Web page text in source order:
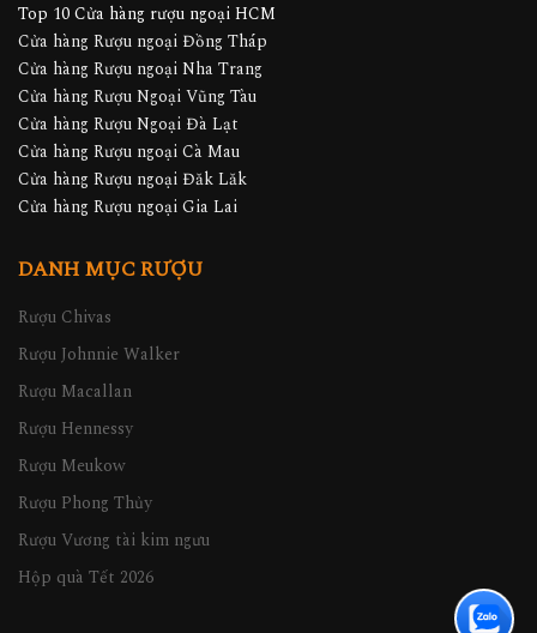
Top 10 Cửa hàng rượu ngoại HCM
Cửa hàng Rượu ngoại Đồng Tháp
Cửa hàng Rượu ngoại Nha Trang
Cửa hàng Rượu Ngoại Vũng Tàu
Cửa hàng Rượu Ngoại Đà Lạt
Cửa hàng Rượu ngoại Cà Mau
Cửa hàng Rượu ngoại Đăk Lăk
Cửa hàng Rượu ngoại Gia Lai
DANH MỤC RƯỢU
Rượu Chivas
Rượu Johnnie Walker
Rượu Macallan
Rượu Hennessy
Rượu Meukow
Rượu Phong Thủy
Rượu Vương tài kim ngưu
Hộp quà Tết 2026